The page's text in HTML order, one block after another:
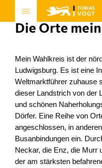
Die Orte
Mein Wahlkreis ist der
Ludwigsburg. Es ist eine
Weltmarktführer zuhause
dieser Landstrich von der
und schönen
Dörfer. Eine Reihe von
angeschlossen, in
Busanbindungen ein.
Neckar, die Enz, die Murr
der am stärksten